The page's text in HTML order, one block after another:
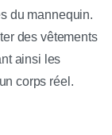
du mannequin.
des vêtements
ainsi les
corps réel.